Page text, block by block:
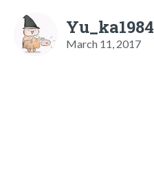
Yu_ka1984
March 11, 2017